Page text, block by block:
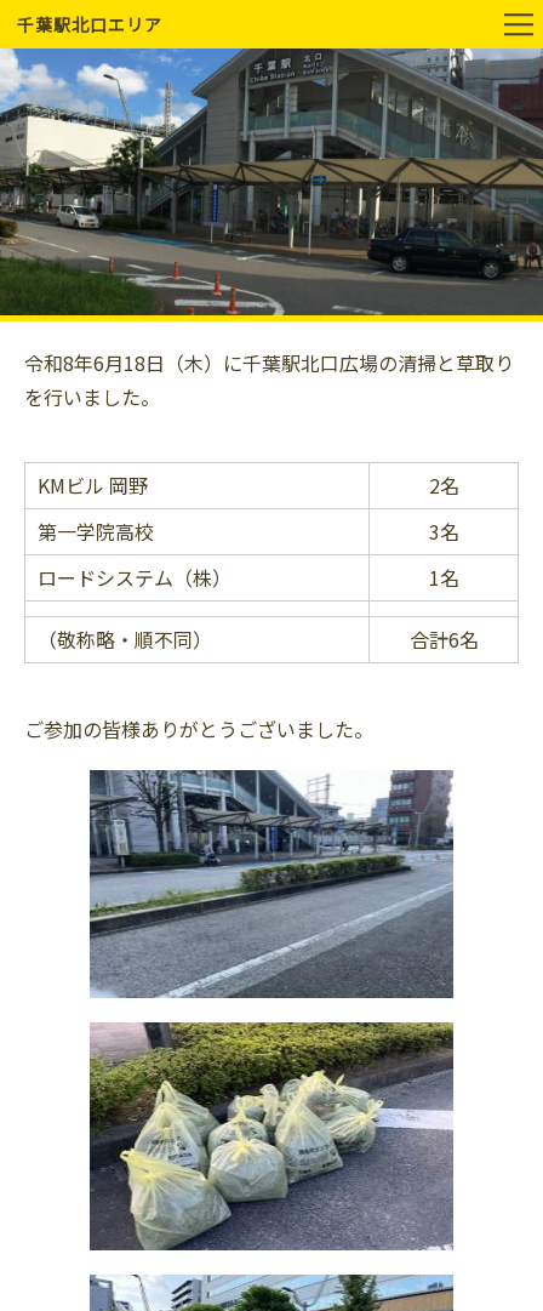
千葉駅北口エリア
令和8年6月18日（木）に千葉駅北口広場の清掃と草取り
を行いました。
KMビル 岡野
2名
第一学院高校
3名
ロードシステム（株）
1名
（敬称略・順不同） 合計6名
ご参加の皆様ありがとうございました。